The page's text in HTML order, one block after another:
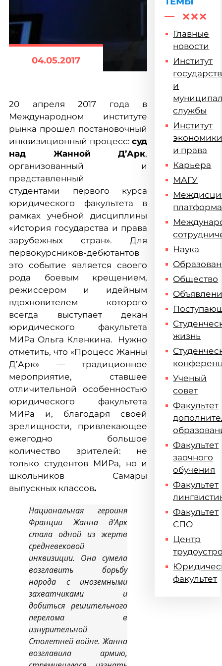
04.05.2017
20 апреля 2017 года в
Международном институте
рынка прошел постановочный
инквизиционный процесс:суд
над Жанной Д’Арк,
организованный и
представленный
студентами
первого курса
юридического факультета в
рамках учебной дисциплины
«История государства и права
зарубежных стран». Для
первокурсников-дебютантов
это событие является своего
рода боевым крещением,
режиссером и идейным
вдохновителем которого
всегда выступает декан
юридического факультета
МИРа Ольга Кленкина. Нужно
отметить, что «Процесс Жанны
Д’Арк» — традиционное
мероприятие, ставшее
отличительной особенностью
юридического факультета
МИРа и, благодаря своей
зрелищности, привлекающее
ежегодно большое
количество зрителей: не
только студентов МИРа, но и
школьников Самары
выпускных классов.
Национальная героиня
Франции Жанна д’Арк
стала одной из жертв
средневековой
инквизиции. Она сумела
возглавить борьбу
народа с иноземными
захватчиками и
добиться решительного
перелома в
изнурительной
Столетней войне. Жанна
возглавила армию,
Главные
новости
Институт
и
службы
Институт
и права
Карьера
МАГУ
платформа
Наука
Общество
жизнь
Ученый
совет
Факультет
Факультет
заочного
обучения
Факультет
Факультет
СПО
Центр
факультет